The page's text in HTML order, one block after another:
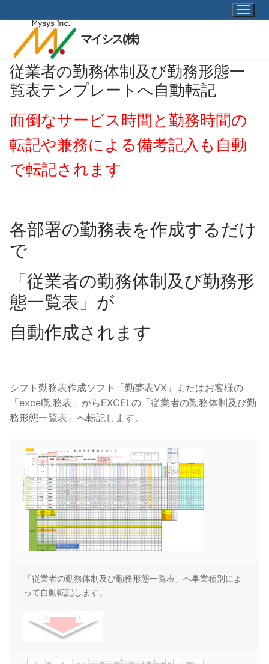
ン
マイシス(株)
従業者の勤務体制及び勤務形態一
覧表テンプレートへ自動転記
面倒なサービス時間と勤務時間の
転記や兼務による備考記入も自動
で転記されます
各部署の勤務表を作成するだけ
で
「従業者の勤務体制及び勤務形
態一覧表」が
自動作成されます
シフト勤務表作成ソフト「勤夢表VX」またはお客様の
「excel勤務表」からEXCELの「従業者の勤務体制及び勤
務形態一覧表」へ転記します。
「従業者の勤務体制及び勤務形態一覧表」へ事業種別によ
って自動転記します。